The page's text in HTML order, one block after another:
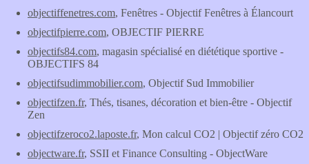
objectiffenetres.com, Fenêtres - Objectif Fenêtres à Élancourt
objectifpierre.com, OBJECTIF PIERRE
objectifs84.com, magasin spécialisé en diététique sportive -
OBJECTIFS 84
objectifsudimmobilier.com, Objectif Sud Immobilier
objectifzen.fr, Thés, tisanes, décoration et bien-être - Objectif
Zen
objectifzeroco2.laposte.fr, Mon calcul CO2 | Objectif zéro CO2
objectware.fr, SSII et Finance Consulting - ObjectWare